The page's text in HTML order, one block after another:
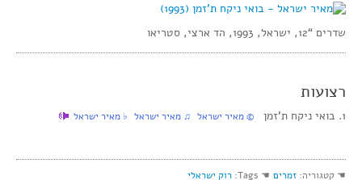
שדרים “12, ישראל, 1993, הד ארצי, סטריאו
רצועות
1. בואי ניקח ת’זמן © מאיר ישראל ♫ מאיר ישראל ♭ מאיר ישראל
☚ קטגוריה: זמרים ☚ Tags: רוק ישראלי